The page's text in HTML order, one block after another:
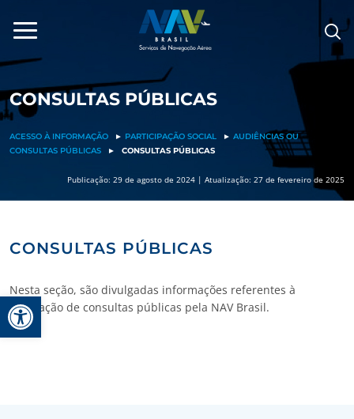
Barra de Ferramentas Aberta
para
conteúdo
CONSULTAS PÚBLICAS
ACESSO À INFORMAÇÃO ► PARTICIPAÇÃO SOCIAL ► AUDIÊNCIAS OU
CONSULTAS PÚBLICAS
► CONSULTAS PÚBLICAS
Publicação: 29 de agosto de 2024 | Atualização: 27 de fevereiro de 2025
CONSULTAS PÚBLICAS
Nesta seção, são divulgadas informações referentes à
realização de consultas públicas pela NAV Brasil.